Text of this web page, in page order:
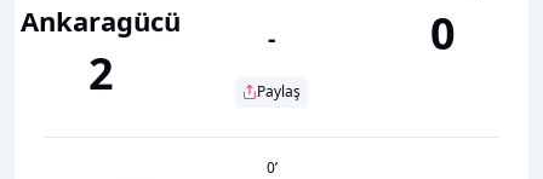
Ankaragücü
2
-
Paylaş
0
0’